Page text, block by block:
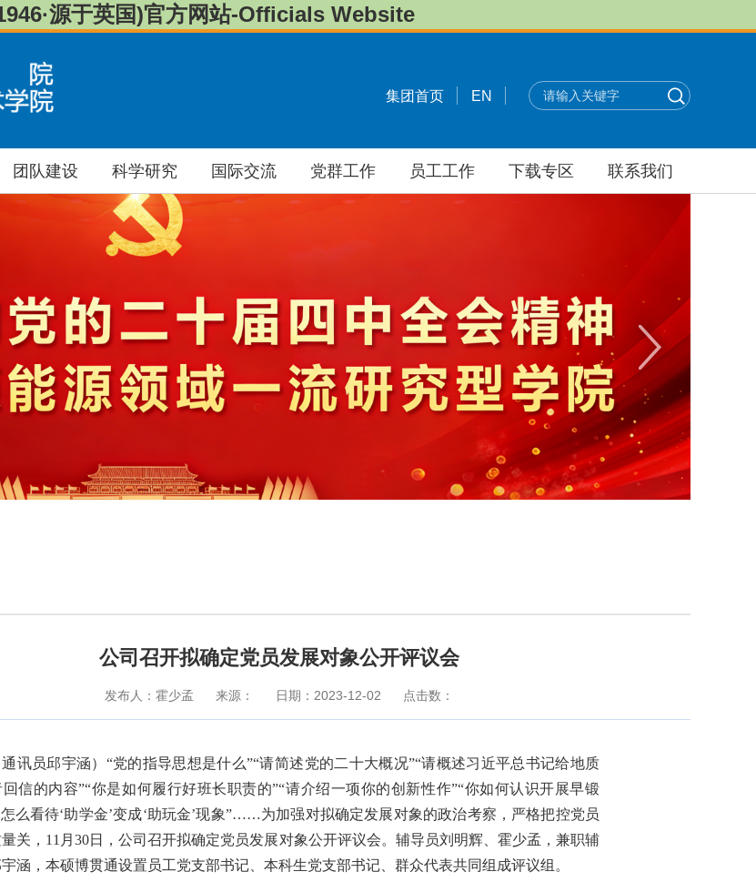
源于英国)官方网站-Officials Website
集团首页 EN
团队建设 科学研究 国际交流 党群工作 员工工作 下载专区 联系我们
公司召开拟确定党员发展对象公开评议会
发布人：霍少孟 来源： 日期：2023-12-02 点击数：
通讯员邱宇涵）“党的指导思想是什么”“请简述党的二十大概况”“请概述习近平总书记给地质
回信的内容”“你是如何履行好班长职责的”“请介绍一项你的创新性作”“你如何认识开展早锻
怎么看待‘助学金’变成‘助玩金’现象”……为加强对拟确定发展对象的政治考察，严格把控党员
关，11月30日，公司召开拟确定党员发展对象公开评议会。辅导员刘明辉、霍少孟，兼职辅
涵，本硕博贯通设置员工党支部书记、本科生党支部书记、群众代表共同组成评议组。